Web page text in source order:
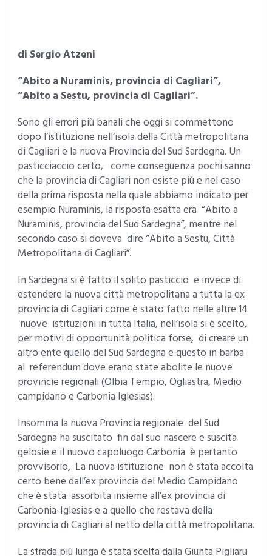
di Sergio Atzeni
“Abito a Nuraminis, provincia di Cagliari”,
“Abito a Sestu, provincia di Cagliari”.
Sono gli errori più banali che oggi si commettono
dopo l’istituzione nell’isola della Città metropolitana
di Cagliari e la nuova Provincia del Sud Sardegna. Un
pasticciaccio certo, come conseguenza pochi sanno
che la provincia di Cagliari non esiste più e nel caso
della prima risposta nella quale abbiamo indicato per
esempio Nuraminis, la risposta esatta era “Abito a
Nuraminis, provincia del Sud Sardegna”, mentre nel
secondo caso si doveva dire “Abito a Sestu, Città
Metropolitana di Cagliari”.
In Sardegna si è fatto il solito pasticcio e invece di
estendere la nuova città metropolitana a tutta la ex
provincia di Cagliari come è stato fatto nelle altre 14
nuove istituzioni in tutta Italia, nell’isola si è scelto,
per motivi di opportunità politica forse, di creare un
altro ente quello del Sud Sardegna e questo in barba
al referendum dove erano state abolite le nuove
provincie regionali (Olbia Tempio, Ogliastra, Medio
campidano e Carbonia Iglesias).
Insomma la nuova Provincia regionale del Sud
Sardegna ha suscitato fin dal suo nascere e suscita
gelosie e il nuovo capoluogo Carbonia è pertanto
provvisorio, La nuova istituzione non è stata accolta
certo bene dall’ex provincia del Medio Campidano
che è stata assorbita insieme all’ex provincia di
Carbonia-Iglesias e a quello che restava della
provincia di Cagliari al netto della città metropolitana.
La strada più lunga è stata scelta dalla Giunta Pigliaru